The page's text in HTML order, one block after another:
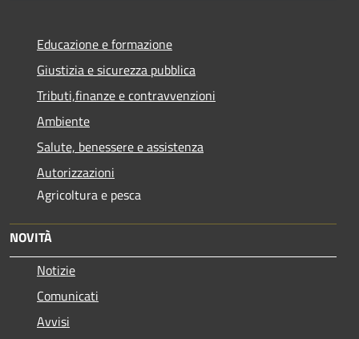
Educazione e formazione
Giustizia e sicurezza pubblica
Tributi,finanze e contravvenzioni
Ambiente
Salute, benessere e assistenza
Autorizzazioni
Agricoltura e pesca
NOVITÀ
Notizie
Comunicati
Avvisi